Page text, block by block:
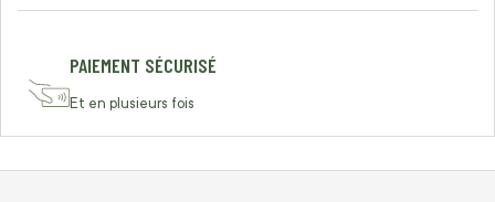
PAIEMENT SÉCURISÉ
Et en plusieurs fois